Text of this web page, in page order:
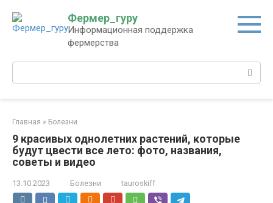
контенту
Фермер_гуру
Информационная поддержка
фермерства
Поиск:
Главная » Болезни
9 красивых однолетних растений, которые
будут цвести все лето: фото, названия,
советы и видео
13.10.2023 Болезни tauroskiff